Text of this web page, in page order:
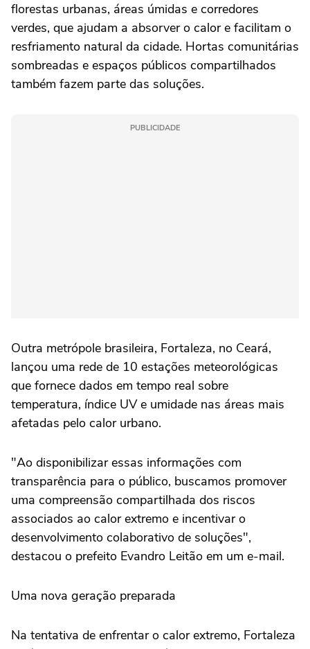
florestas urbanas, áreas úmidas e corredores
verdes, que ajudam a absorver o calor e facilitam o
resfriamento natural da cidade. Hortas comunitárias
sombreadas e espaços públicos compartilhados
também fazem parte das soluções.
PUBLICIDADE
Outra metrópole brasileira, Fortaleza, no Ceará,
lançou uma rede de 10 estações meteorológicas
que fornece dados em tempo real sobre
temperatura, índice UV e umidade nas áreas mais
afetadas pelo calor urbano.
"Ao disponibilizar essas informações com
transparência para o público, buscamos promover
uma compreensão compartilhada dos riscos
associados ao calor extremo e incentivar o
desenvolvimento colaborativo de soluções",
destacou o prefeito Evandro Leitão em um e-mail.
Uma nova geração preparada
Na tentativa de enfrentar o calor extremo, Fortaleza